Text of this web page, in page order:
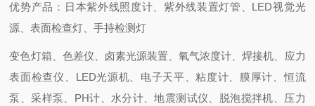
优势产品：日本紫外线照度计、紫外线装置灯管、LED视觉光
源、表面检查灯、手持检测灯
变色灯箱、色差仪、卤素光源装置、氧气浓度计、焊接机、应力
表面检查仪、LED光源机、电子天平、粘度计、膜厚计、恒流
泵、采样泵、PH计、水分计、地震测试仪、脱泡搅拌机、压力